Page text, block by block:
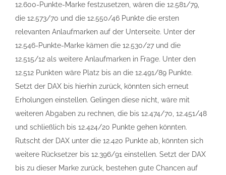
12.600-Punkte-Marke festzusetzen, wären die 12.581/79,
die 12.573/70 und die 12.550/46 Punkte die ersten
relevanten Anlaufmarken auf der Unterseite. Unter der
12.546-Punkte-Marke kämen die 12.530/27 und die
12.515/12 als weitere Anlaufmarken in Frage. Unter den
12.512 Punkten wäre Platz bis an die 12.491/89 Punkte.
Setzt der DAX bis hierhin zurück, könnten sich erneut
Erholungen einstellen. Gelingen diese nicht, wäre mit
weiteren Abgaben zu rechnen, die bis 12.474/70, 12.451/48
und schließlich bis 12.424/20 Punkte gehen könnten.
Rutscht der DAX unter die 12.420 Punkte ab, könnten sich
weitere Rücksetzer bis 12.396/91 einstellen. Setzt der DAX
bis zu dieser Marke zurück, bestehen gute Chancen auf